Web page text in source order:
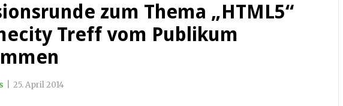
zum Thema „HTML5“
Treff vom Publikum
25. April 2014